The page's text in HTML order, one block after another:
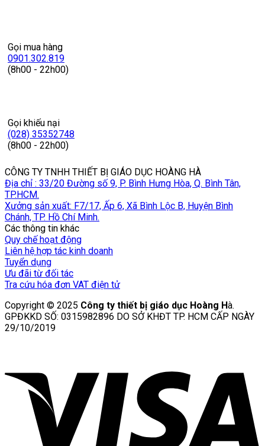
Gọi mua hàng
0901.302.819
(8h00 - 22h00)
Gọi khiếu nại
(028) 35352748
(8h00 - 22h00)
CÔNG TY TNHH THIẾT BỊ GIÁO DỤC HOÀNG HÀ
Địa chỉ : 33/20 Đường số 9, P. Bình Hưng Hòa, Q. Bình Tân,
TP.HCM.
Xưởng sản xuất: F7/17, Ấp 6, Xã Bình Lộc B, Huyện Bình
Chánh, TP. Hồ Chí Minh.
Các thông tin khác
Quy chế hoạt động
Liên hệ hợp tác kinh doanh
Tuyển dụng
Ưu đãi từ đối tác
Tra cứu hóa đơn VAT điện tử
Copyright © 2025 Công ty thiết bị giáo dục Hoàng Hà.
GPĐKKD SỐ: 0315982896 DO SỞ KHĐT TP. HCM CẤP NGÀY
29/10/2019